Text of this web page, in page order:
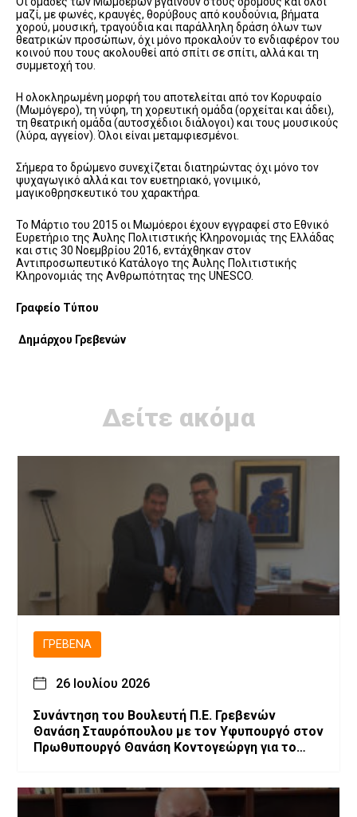
μαζί, με φωνές, κραυγές, θορύβους από κουδούνια, βήματα
χορού, μουσική, τραγούδια και παράλληλη δράση όλων των
θεατρικών προσώπων, όχι μόνο προκαλούν το ενδιαφέρον του
κοινού που τους ακολουθεί από σπίτι σε σπίτι, αλλά και τη
συμμετοχή του.
Η ολοκληρωμένη μορφή του αποτελείται από τον Κορυφαίο
(Μωμόγερο), τη νύφη, τη χορευτική ομάδα (ορχείται και άδει),
τη θεατρική ομάδα (αυτοσχέδιοι διάλογοι) και τους μουσικούς
(λύρα, αγγείον). Όλοι είναι μεταμφιεσμένοι.
Σήμερα το δρώμενο συνεχίζεται διατηρώντας όχι μόνο τον
ψυχαγωγικό αλλά και τον ευετηριακό, γονιμικό,
μαγικοθρησκευτικό του χαρακτήρα.
Το Μάρτιο του 2015 οι Μωμόεροι έχουν εγγραφεί στο Εθνικό
Ευρετήριο της Άυλης Πολιτιστικής Κληρονομιάς της Ελλάδας
και στις 30 Νοεμβρίου 2016, εντάχθηκαν στον
Αντιπροσωπευτικό Κατάλογο της Άυλης Πολιτιστικής
Κληρονομιάς της Ανθρωπότητας της UNESCO.
Γραφείο Τύπου
Δημάρχου Γρεβενών
Δείτε ακόμα
ΓΡΕΒΕΝΆ
26 Ιουλίου 2026
Συνάντηση του Βουλευτή Π.Ε. Γρεβενών
Θανάση Σταυρόπουλου με τον Υφυπουργό στον
Πρωθυπουργό Θανάση Κοντογεώργη για το